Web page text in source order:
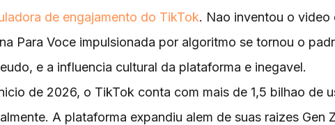
de engajamento do TikTok. Nao inventou o
Para Voce impulsionada por algoritmo se tornou o
e a influencia cultural da plataforma e inegavel.
de 2026, o TikTok conta com mais de 1,5 bilhao de
A plataforma expandiu alem de suas raizes Gen